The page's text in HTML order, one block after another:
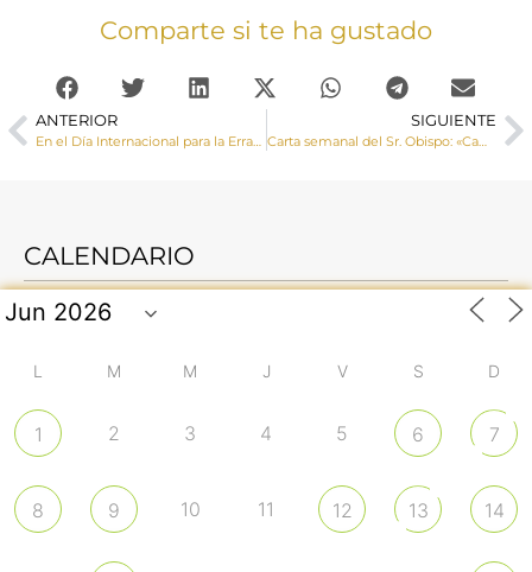
Comparte si te ha gustado
ANTERIOR
En el Día Internacional para la Erradicación de la Pobreza, Cáritas diocesana de Cuenca llama al cumplimiento de los objetivos de desarrollo sostenible
SIGUIENTE
Carta semanal del Sr. Obispo: «Caminar sinodalmente requiere saber escuchar»
CALENDARIO
L M M J V S D
1 2 3 4 5 6 7
8 9 10 11 12 13 14